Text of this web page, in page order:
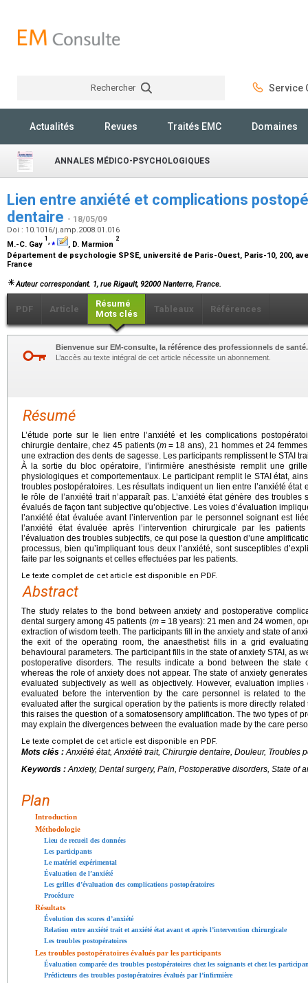
Rechercher Service
Actualités Revues Traités EMC Domaines
ANNALES MÉDICO-PSYCHOLOGIQUES
Lien entre anxiété et complications
dentaire - 18/05/09
Doi : 10.1016/j.amp.2008.01.016
M.-C. Gay
1 ,⁎ , D. Marmion
2
Département de psychologie SPSE, université de Paris-Ouest, Paris-10, 200,
France
Auteur correspondant. 1, rue Rigault, 92000 Nanterre, France.
PDF Article
Résumé
Mots clés
Tableaux Références
Bienvenue sur EM-consulte, la référence des professionnels de santé.
L’accès au texte intégral de cet article nécessite un abonnement.
Résumé
L’étude porte sur le lien entre l’anxiété et les complications
chirurgie dentaire, chez 45 patients (m = 18 ans), 21 hommes et 24
une extraction des dents de sagesse. Les participants remplissent le STAI
À la sortie du bloc opératoire, l’infirmière anesthésiste remplit une
physiologiques et comportementaux. Le participant remplit le STAI état,
troubles postopératoires. Les résultats indiquent un lien entre l’anxiété état
le rôle de l’anxiété trait n’apparaît pas. L’anxiété état génère des
évalués de façon tant subjective qu’objective. Les voies d’évaluation
l’anxiété état évaluée avant l’intervention par le personnel soignant est
l’anxiété état évaluée après l’intervention chirurgicale par les
l’évaluation des troubles subjectifs, ce qui pose la question d’une
processus, bien qu’impliquant tous deux l’anxiété, sont susceptibles
faite par les soignants et celles effectuées par les patients.
Le texte complet de cet article est disponible en PDF.
Abstract
The study relates to the bond between anxiety and postoperative
dental surgery among 45 patients (m = 18 years): 21 men and 24 women,
extraction of wisdom teeth. The participants fill in the anxiety and state of
the exit of the operating room, the anaesthetist fills in a grid
behavioural parameters. The participant fills in the state of anxiety STAI, as
postoperative disorders. The results indicate a bond between the state
whereas the role of anxiety does not appear. The state of anxiety
evaluated subjectively as well as objectively. However, evaluation
evaluated before the intervention by the care personnel is related to
evaluated after the surgical operation by the patients is more directly
this raises the question of a somatosensory amplification. The two types of
may explain the divergences between the evaluation made by the care
Le texte complet de cet article est disponible en PDF.
Mots clés :Anxiété état, Anxiété trait, Chirurgie dentaire, Douleur, Troubles
Keywords :Anxiety, Dental surgery, Pain, Postoperative disorders, State of
Plan
Introduction
Méthodologie
Lieu de recueil des données
Les participants
Le matériel expérimental
Évaluation de l’anxiété
Les grilles d’évaluation des complications postopératoires
Procédure
Résultats
Évolution des scores d’anxiété
Relation entre anxiété trait et anxiété état avant et après l’intervention chirurgicale
Les troubles postopératoires
Les troubles postopératoires évalués par les participants
Évaluation comparée des troubles postopératoires chez les soignants et chez les
Prédicteurs des troubles postopératoires évalués par l’infirmière